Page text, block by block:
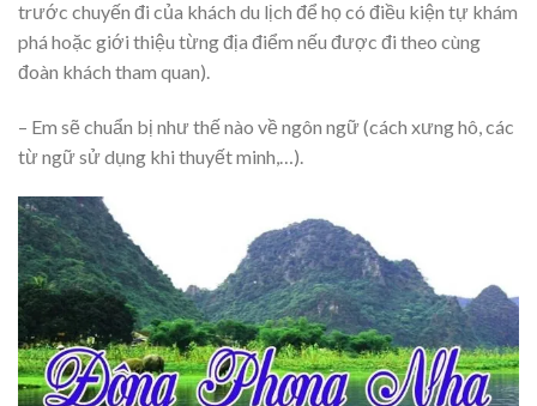
trước chuyến đi của khách du lịch để họ có điều kiện tự khám
phá hoặc giới thiệu từng địa điểm nếu được đi theo cùng
đoàn khách tham quan).
– Em sẽ chuẩn bị như thế nào về ngôn ngữ (cách xưng hô, các
từ ngữ sử dụng khi thuyết minh,…).